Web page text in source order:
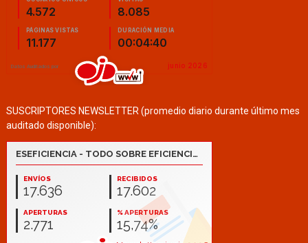
SUSCRIPTORES NEWSLETTER (promedio diario durante último mes
auditado disponible):